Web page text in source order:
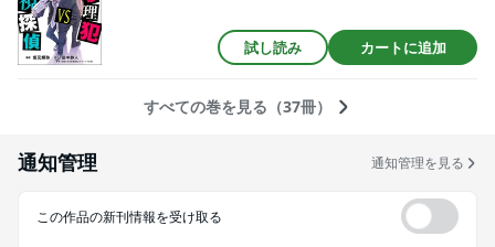
試し読み カートに追加
すべての巻を見る（37冊）
通知管理 通知管理を見る
この作品の新刊情報を受け取る